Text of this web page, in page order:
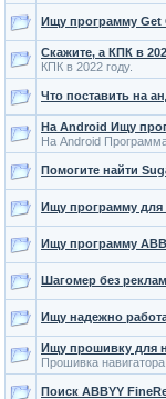
Ищу программу Get
Скажите, а КПК в
КПК в 2022 году.
Что поставить на
На Android Ищу
На Android
Помогите найти
Ищу программу для
Ищу программу
Шагомер без
Ищу надежно
Ищу прошивку для
Прошивка навигатора
Поиск ABBYY